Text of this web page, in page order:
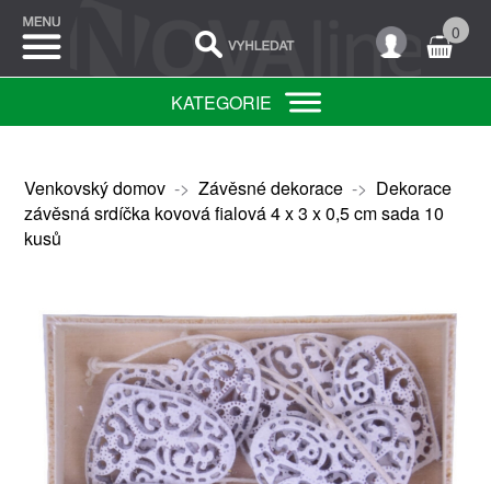
0
KATEGORIE
Venkovský domov-> Závěsné dekorace-> Dekorace
závěsná srdíčka kovová fialová 4 x 3 x 0,5 cm sada 10
kusů